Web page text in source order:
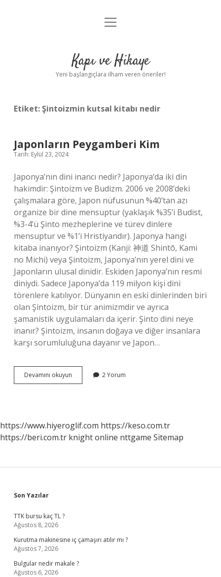
Anasayfa
Yasal Uyarı
menüyü
Kapı ve Hikaye
Yeni başlangıçlara ilham veren öneriler!
Etiket:Şintoizmin kutsal kitabı nedir
Japonların Peygamberi Kim
Tarih: Eylül 23, 2024
Japonya’nın dini inancı nedir? Japonya’da iki din
hakimdir: Şintoizm ve Budizm. 2006 ve 2008’deki
çalışmalara göre, Japon nüfusunun %40’tan azı
organize bir dine mensuptur (yaklaşık %35’i Budist,
%3-4’ü Şinto mezheplerine ve türev dinlere
mensuptur ve %1’i Hristiyandır). Japonya hangi
kitaba inanıyor? Şintoizm (Kanji: 神道 Shintō, Kami
no Michi) veya Şintoizm, Japonya’nın yerel dini ve
Japonların ulusal dinidir. Eskiden Japonya’nın resmi
diniydi. Sadece Japonya’da 119 milyon kişi dini
törenlere katılıyor. Dünyanın en eski dinlerinden biri
olan Şintoizm, bir tür animizmdir ve ayrıca
şamanistik uygulamaları da içerir. Şinto dini neye
inanır? Şintoizm, insanın doğaya ve diğer insanlara
karşı sorumluluğuna dayanır ve Japon…
Devamını okuyun Japonların
Peygamberi
2 Yorum
https://www.hiyeroglif.com https://keso.com.tr
https://beri.com.tr knight online nttgame Sitemap
Sidebar
Son Yazılar
TTK bursu kaç TL ?
Ağustos 8, 2026
Kurutma makinesine iç çamaşırı atılır mı ?
Ağustos 7, 2026
Bulgular nedir makale ?
Ağustos 6, 2026